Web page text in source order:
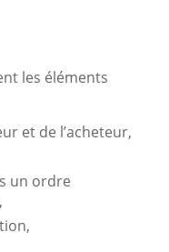
les éléments
et de l’acheteur,
un ordre